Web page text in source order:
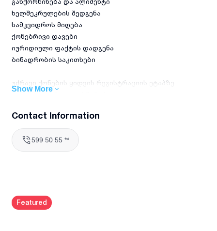
ხელშეკრულების შედგენა
სამკვიდროს მიღება
ქონებრივი დავები
იურიდიული ფაქტის დადგენა
ბინადრობის საკითხები
უძრავი ქონების ყიდვის რეგისტრაციის ეტაპზე
სამართლებრივი დახმარება
კონსულტაციისთვის დაგვიკავშირდით
(viber,whatsApp);
იტალიაში 351 5 47 00 47(whatsApp)
Show More
Contact Information
599 50 55 **
Featured